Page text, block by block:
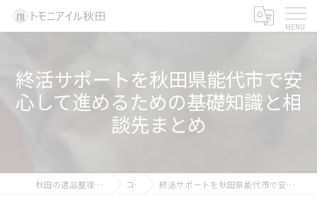
終活サポートを秋田県能代市で安
心して進めるための基礎知識と相
談先まとめ
秋田の遺品整理ならトモニアイル秋田 コラム 終活サポートを秋田県能代市で安心して進めるための基礎知識と相談先まとめ